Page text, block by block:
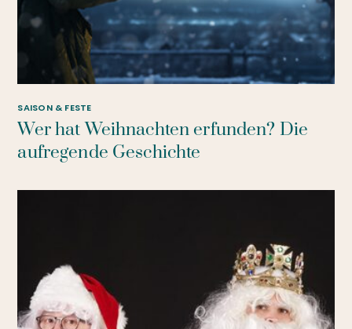
SAISON & FESTE
Wer hat Weihnachten erfunden? Die
aufregende Geschichte